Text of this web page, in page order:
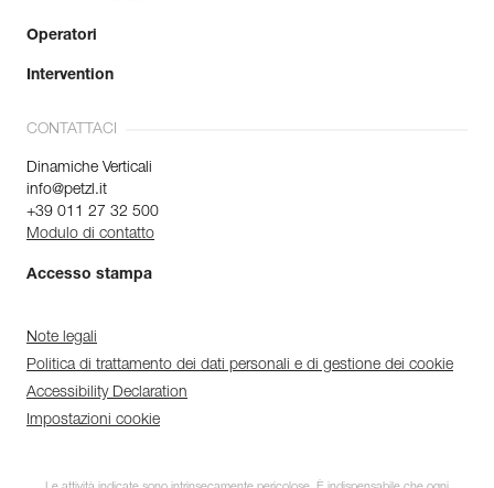
Operatori
Intervention
CONTATTACI
Dinamiche Verticali
info@petzl.it
+39 011 27 32 500
Modulo di contatto
Accesso stampa
Note legali
Politica di trattamento dei dati personali e di gestione dei cookie
Accessibility Declaration
Impostazioni cookie